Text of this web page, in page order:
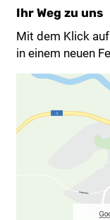
Ihr Weg zu uns
Mit dem Klick
in einem neuen